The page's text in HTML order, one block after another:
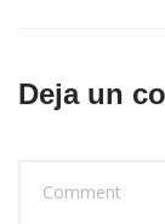
Deja un